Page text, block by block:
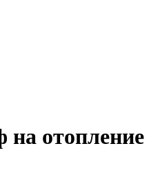
на отопление